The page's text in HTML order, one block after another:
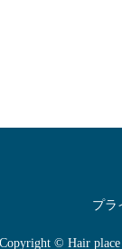
プラ
Copyright © Hair